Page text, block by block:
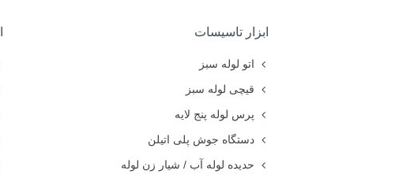
ابزار تاسیسات
اتو لوله سبز
قیچی لوله سبز
پرس لوله پنج لایه
دستگاه جوش پلی اتیلن
حدیده لوله آب / شیار زن لوله